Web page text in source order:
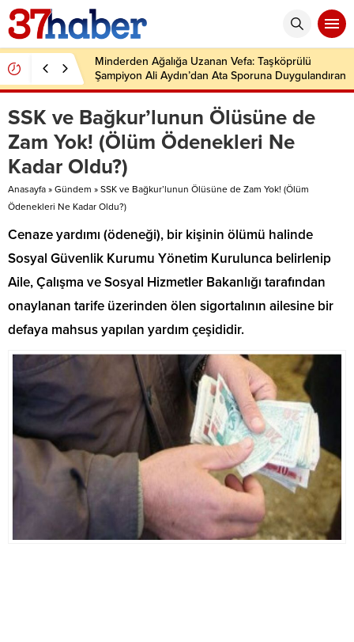
Minderden Ağalığa Uzanan Vefa: Taşköprülü
Şampiyon Ali Aydın’dan Ata Sporuna Duygulandıran
Dönüş
SSK ve Bağkur’lunun Ölüsüne de
Zam Yok! (Ölüm Ödenekleri Ne
Kadar Oldu?)
Anasayfa » Gündem » SSK ve Bağkur’lunun Ölüsüne de Zam Yok! (Ölüm
Ödenekleri Ne Kadar Oldu?)
Cenaze yardımı (ödeneği), bir kişinin ölümü halinde
Sosyal Güvenlik Kurumu Yönetim Kurulunca belirlenip
Aile, Çalışma ve Sosyal Hizmetler Bakanlığı tarafından
onaylanan tarife üzerinden ölen sigortalının ailesine bir
defaya mahsus yapılan yardım çeşididir.